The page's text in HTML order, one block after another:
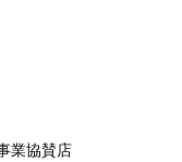
業協賛店